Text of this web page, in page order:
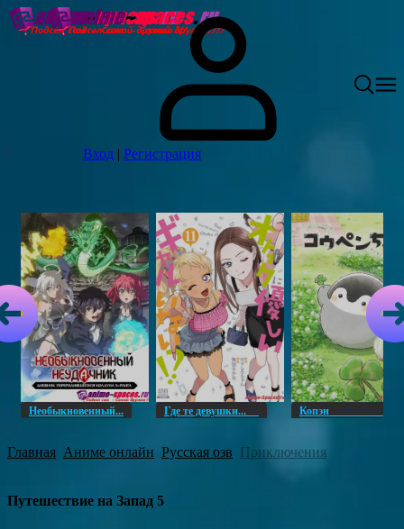
Вход | Регистрация
Необыкновенный... Где те девушки... Копэн
Главная Аниме онлайн Русская озв Приключения
Путешествие на Запад 5